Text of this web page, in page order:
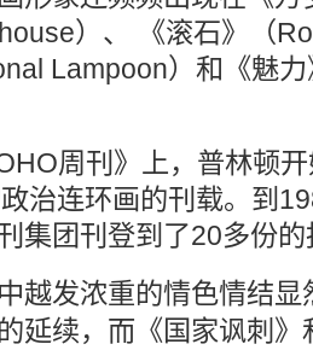
）、 《滚石》（
Lampoon）和《魅
周刊》上，普林顿
政治连环画的刊载。到
集团刊登到了20多份
中越发浓重的情色情结显
延续，而《国家讽刺